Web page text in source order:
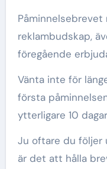
reklambudskap,
föregående
Vänta inte för
första
ytterligare 10
Ju oftare du följer
är det att hålla